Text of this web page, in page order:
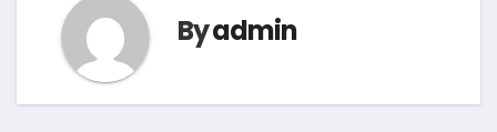
Byadmin